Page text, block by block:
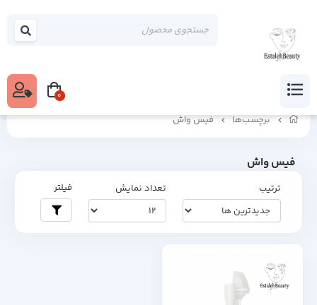
برچسب‌ها فیس واش
فیس واش
ترتیب تعداد نمایش فیلتر
0